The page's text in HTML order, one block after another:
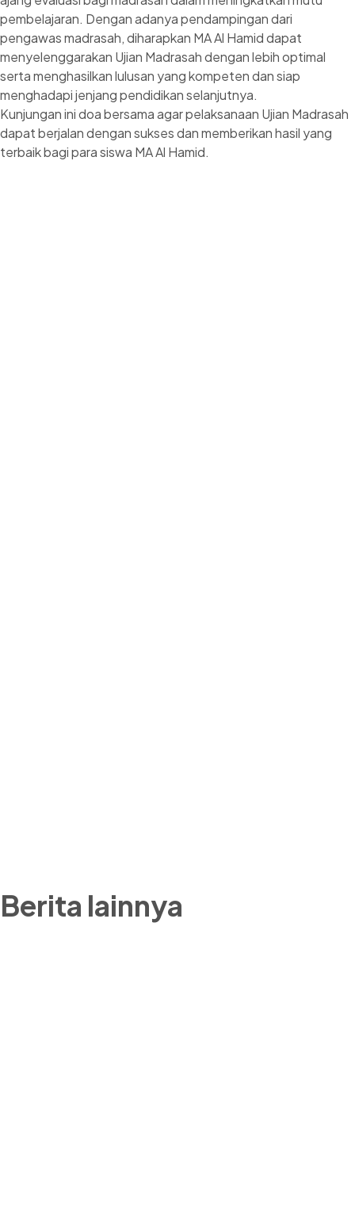
pembelajaran. Dengan adanya pendampingan dari
pengawas madrasah, diharapkan MA Al Hamid dapat
menyelenggarakan Ujian Madrasah dengan lebih optimal
serta menghasilkan lulusan yang kompeten dan siap
menghadapi jenjang pendidikan selanjutnya.
Kunjungan ini doa bersama agar pelaksanaan Ujian Madrasah
dapat berjalan dengan sukses dan memberikan hasil yang
terbaik bagi para siswa MA Al Hamid.
Berita lainnya